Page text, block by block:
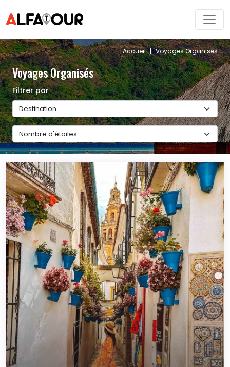
Accueil | Voyages Organisés
Voyages Organisés
Filtrer par